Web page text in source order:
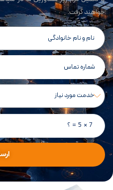
خواهند گرفت.
7 × 5 = ؟